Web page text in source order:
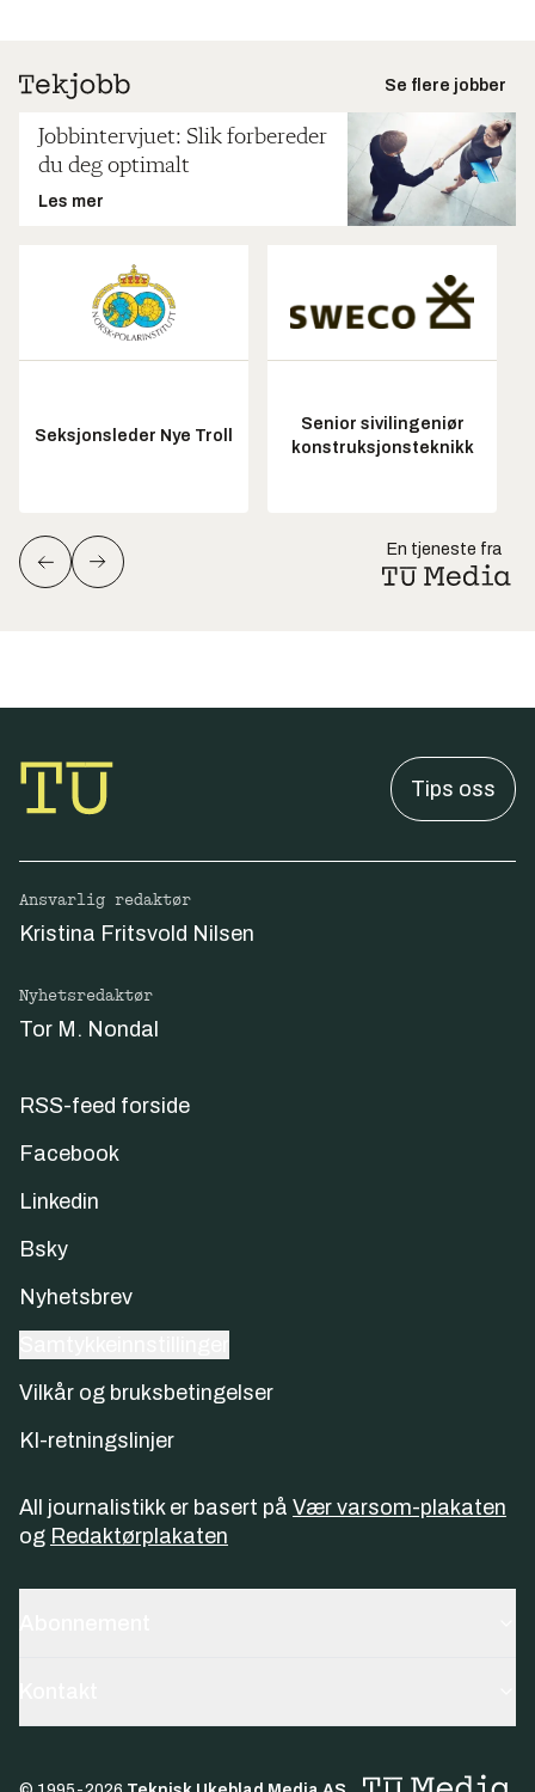
Se flere jobber
Jobbintervjuet: Slik forbereder
du deg optimalt
Les mer
Seksjonsleder Nye Troll
Senior sivilingeniør
konstruksjonsteknikk
En tjeneste fra
Tips oss
Ansvarlig redaktør
Kristina Fritsvold Nilsen
Nyhetsredaktør
Tor M. Nondal
RSS-feed forside
Facebook
Linkedin
Bsky
Nyhetsbrev
Vilkår og bruksbetingelser
KI-retningslinjer
All journalistikk er basert på Vær varsom-plakaten
og Redaktørplakaten